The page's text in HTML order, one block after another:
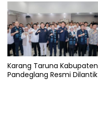
Karang Taruna Kabupaten
Pandeglang Resmi Dilantik